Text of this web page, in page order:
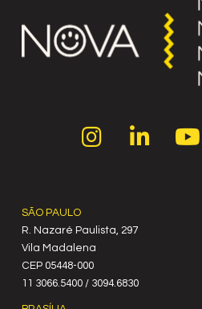
SÃO PAULO
R. Nazaré Paulista, 297
Vila Madalena
C‍EP 05448-000
11 3066.5400 / 3094.6830